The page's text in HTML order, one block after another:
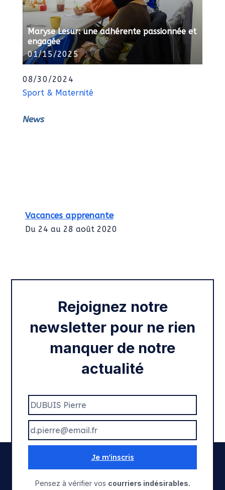
Maryse Lesur: une adhérente passionnée et
engagée
01/15/2025
08/30/2024
Sport & Maternité
News
Vacances apprenante
Du 24 au 28 août 2020
Rejoignez notre
newsletter pour ne rien
manquer de notre
actualité
Je m'inscris
Pensez à vérifier vos courriers indésirables.